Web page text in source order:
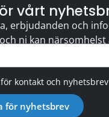
vårt
erbjudanden och
ni kan
kontakt och nyhetsbrev
för nyhetsbrev